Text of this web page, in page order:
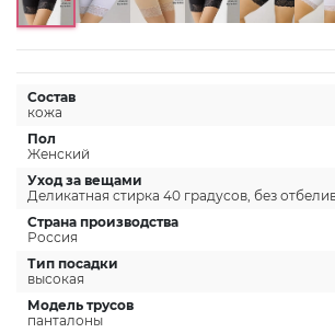
Состав
кожа
Пол
Женский
Уход за вещами
Деликатная стирка 40 градусов, без
Страна производства
Россия
Тип посадки
высокая
Модель трусов
панталоны